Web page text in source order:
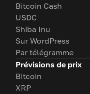
Bitcoin Cash
USDC
Shiba Inu
Sur WordPress
Par télégramme
Prévisions de prix
Bitcoin
XRP